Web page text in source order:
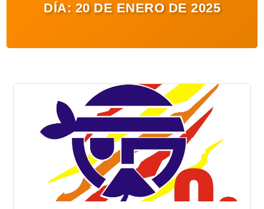
ENTRETENIMIENTO Y CULTURA
VIDEOS
GALERIA DE FOTOS
APP MÓVIL
DÍA: 20 DE ENERO DE 2025